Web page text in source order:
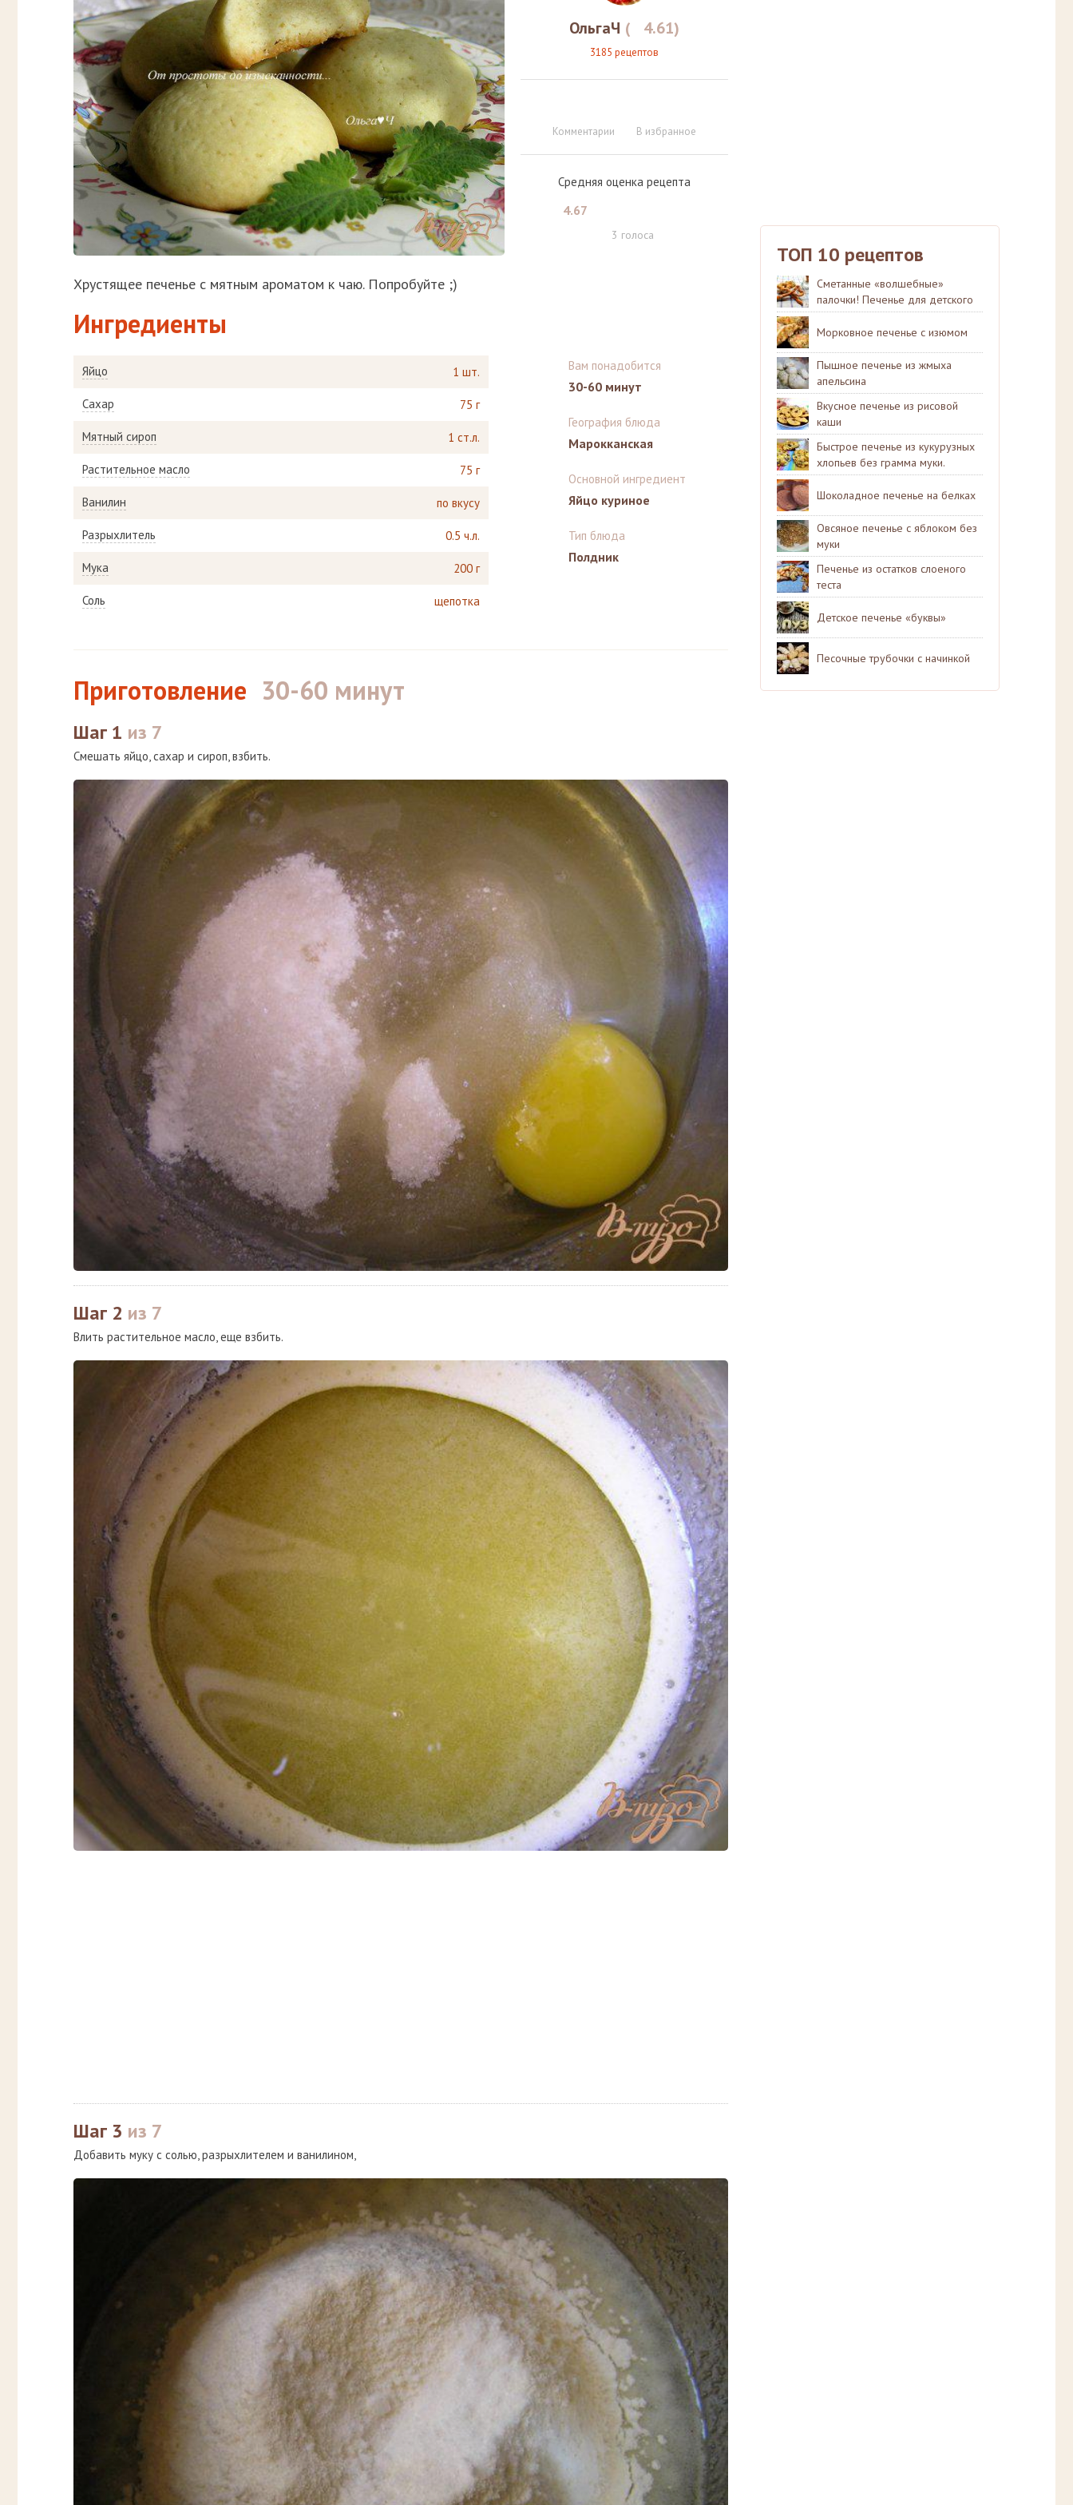
ОльгаЧ ( 4.61)
3185 рецептов
Комментарии В избранное
Средняя оценка рецепта
4.67
3 голоса
Хрустящее печенье с мятным ароматом к чаю. Попробуйте ;)
Ингредиенты
Яйцо 1 шт.
Сахар 75 г
Мятный сироп 1 ст.л.
Растительное масло 75 г
Ванилин по вкусу
Разрыхлитель 0.5 ч.л.
Мука 200 г
Соль щепотка
Вам понадобится
30-60 минут
География блюда
Марокканская
Основной ингредиент
Яйцо куриное
Тип блюда
Полдник
Приготовление 30-60 минут
Шаг 1 из 7
Смешать яйцо, сахар и сироп, взбить.
Шаг 2 из 7
Влить растительное масло, еще взбить.
Шаг 3 из 7
Добавить муку с солью, разрыхлителем и ванилином,
ТОП 10 рецептов
Сметанные «волшебные»
палочки! Печенье для детского
праздника.
Морковное печенье с изюмом
Пышное печенье из жмыха
апельсина
Вкусное печенье из рисовой
каши
Быстрое печенье из кукурузных
хлопьев без грамма муки.
Шоколадное печенье на белках
Овсяное печенье с яблоком без
муки
Печенье из остатков слоеного
теста
Детское печенье «буквы»
Песочные трубочки с начинкой